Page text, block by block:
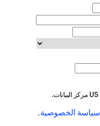
US مركز البيانات.
سياسة الخصوصية.